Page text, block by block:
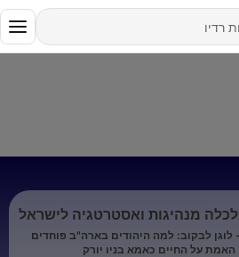
מנהיגות ואסטרטגיה לישראל
112 - לוגן לבקוב: למה היהודים בארה"ב פוחדים
על החיים כאמא בניו יורק